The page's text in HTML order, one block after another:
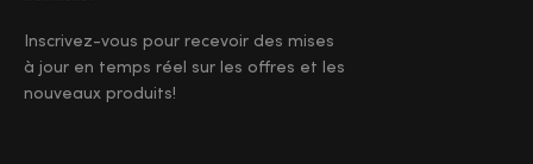
Inscrivez-vous pour recevoir des mises
à jour en temps réel sur les offres et les
nouveaux produits!